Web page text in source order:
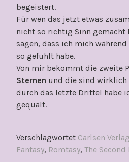
begeistert.
Für wen das jetzt etwas
nicht so richtig Sinn gemacht
sagen, dass ich mich
so gefühlt habe.
Von mir bekommt die zweite
Sternen und die sind
durch das letzte Drittel habe
gequält.
Verschlagwortet Carlsen Verlag
Fantasy, Romtasy, The Second